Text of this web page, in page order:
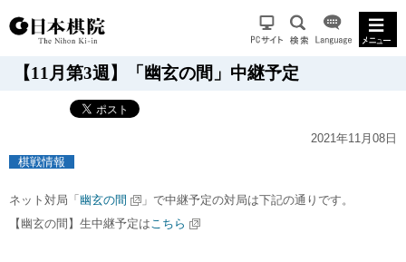
【11月第3週】「幽玄の間」中継予定
2021年11月08日
棋戦情報
ネット対局「幽玄の間
」で中継予定の対局は下記の通りです。
【幽玄の間】生中継予定は こちら